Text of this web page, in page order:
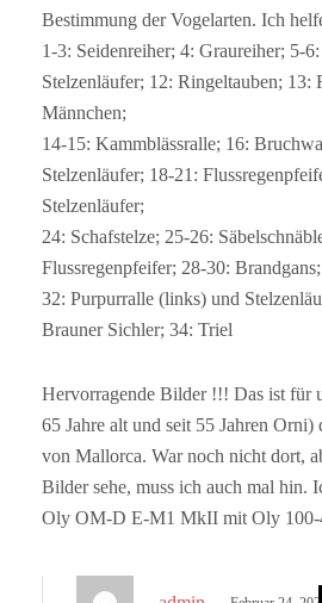
Bestimmung der Vogelarten. Ich
1-3: Seidenreiher; 4: Graureiher; 5-
Stelzenläufer; 12: Ringeltauben; 13:
Männchen;
14-15: Kammblässralle; 16:
Stelzenläufer; 18-21:
Stelzenläufer;
24: Schafstelze; 25-26:
Flussregenpfeifer; 28-30:
32: Purpurralle (links) und
Brauner Sichler; 34: Triel
Hervorragende Bilder !!! Das ist für
65 Jahre alt und seit 55 Jahren Orni)
von Mallorca. War noch nicht dort,
Bilder sehe, muss ich auch mal hin.
Oly OM-D E-M1 MkII mit Oly 100-